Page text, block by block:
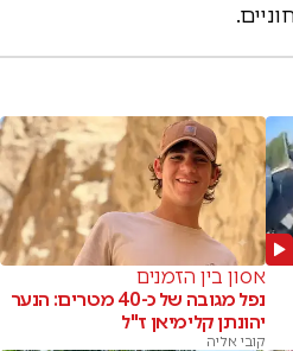
אסון בין הזמנים
נפל מגובה של כ-40 מטרים: הנער
יהונתן קלימיאן ז"ל
קובי אליה